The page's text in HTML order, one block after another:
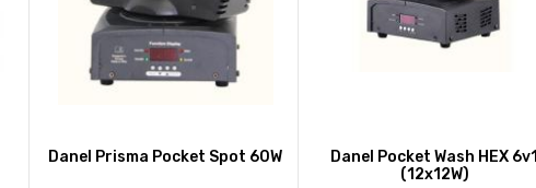
Danel Prisma Pocket Spot 60W
Danel Pocket Wash HEX 6v1
(12x12W)